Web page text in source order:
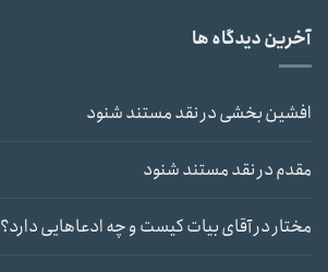
آخرین دیدگاه ها
افشین بخشیدرنقد مستند شنود
مقدمدرنقد مستند شنود
مختاردرآقای بیات کیست و چه ادعاهایی دارد؟